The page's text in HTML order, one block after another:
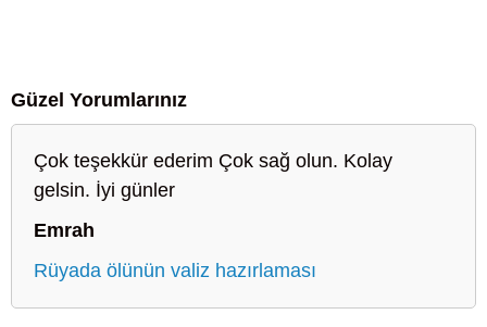
Güzel Yorumlarınız
Çok teşekkür ederim Çok sağ olun. Kolay
gelsin. İyi günler
Emrah
Rüyada ölünün valiz hazırlaması